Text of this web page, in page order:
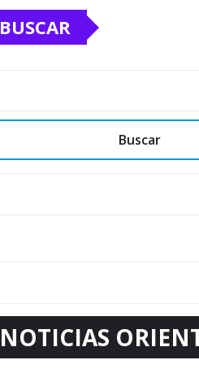
BUSCAR
Buscar
NOTICIAS